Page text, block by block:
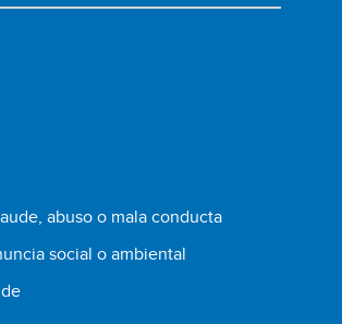
abuso o mala conducta
social o ambiental